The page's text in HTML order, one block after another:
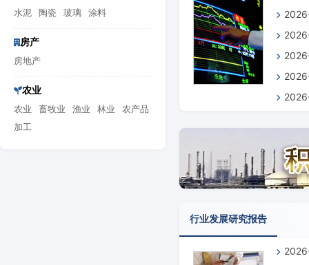
水泥 陶瓷 玻璃 涂料
房产
房地产
农业
农业 畜牧业 渔业 林业
农产品
加工
前景预
预测报
景预测
测报告
预测报
行业发展研究报告